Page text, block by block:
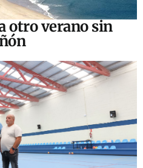
otro verano sin